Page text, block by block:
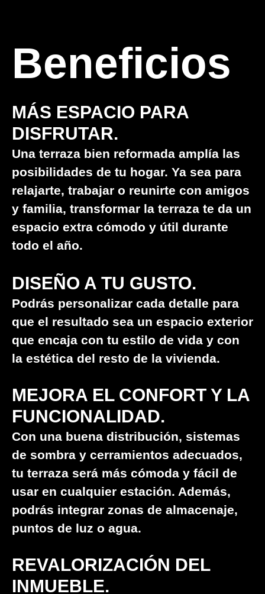
Beneficios
MÁS ESPACIO PARA
DISFRUTAR.
Una terraza bien reformada amplía las
posibilidades de tu hogar. Ya sea para
relajarte, trabajar o reunirte con amigos
y familia, transformar la terraza te da un
espacio extra cómodo y útil durante
todo el año.
DISEÑO A TU GUSTO.
Podrás personalizar cada detalle para
que el resultado sea un espacio exterior
que encaja con tu estilo de vida y con
la estética del resto de la vivienda.
MEJORA EL CONFORT Y LA
FUNCIONALIDAD.
Con una buena distribución, sistemas
de sombra y cerramientos adecuados,
tu terraza será más cómoda y fácil de
usar en cualquier estación. Además,
podrás integrar zonas de almacenaje,
puntos de luz o agua.
REVALORIZACIÓN DEL
INMUEBLE.